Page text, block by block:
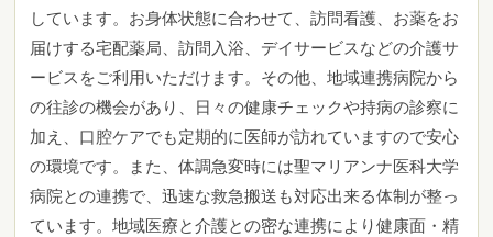
しています。お身体状態に合わせて、訪問看護、お薬をお
届けする宅配薬局、訪問入浴、デイサービスなどの介護サ
ービスをご利用いただけます。その他、地域連携病院から
の往診の機会があり、日々の健康チェックや持病の診察に
加え、口腔ケアでも定期的に医師が訪れていますので安心
の環境です。また、体調急変時には聖マリアンナ医科大学
病院との連携で、迅速な救急搬送も対応出来る体制が整っ
ています。地域医療と介護との密な連携により健康面・精